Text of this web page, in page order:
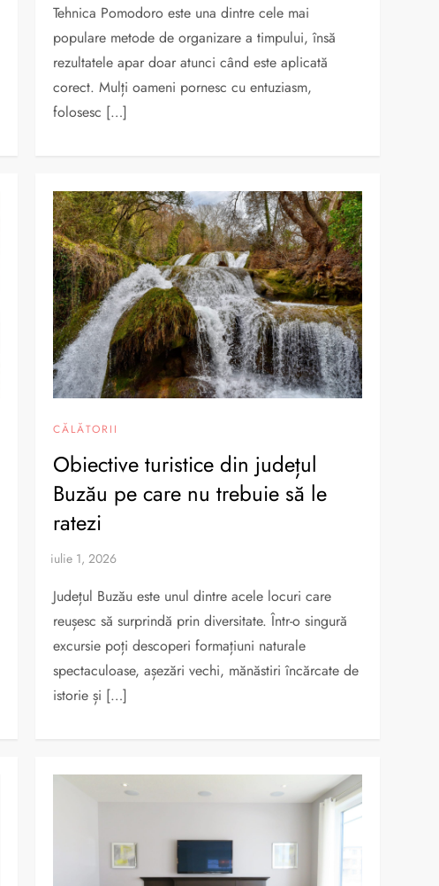
Tehnica Pomodoro este una dintre cele mai
populare metode de organizare a timpului, însă
rezultatele apar doar atunci când este aplicată
corect. Mulți oameni pornesc cu entuziasm,
folosesc […]
CĂLĂTORII
Obiective turistice din județul
Buzău pe care nu trebuie să le
ratezi
Județul Buzău este unul dintre acele locuri care
reușesc să surprindă prin diversitate. Într-o singură
excursie poți descoperi formațiuni naturale
spectaculoase, așezări vechi, mănăstiri încărcate de
istorie și […]